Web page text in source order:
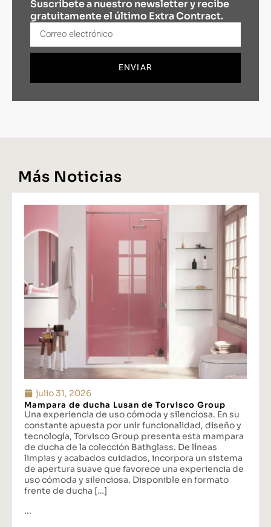
Suscríbete a nuestro newsletter y recibe
gratuitamente el último Extra Contract.
ENVIAR
Más Noticias
julio 31, 2026
Mampara de ducha Lusan de Torvisco Group
Una experiencia de uso cómoda y silenciosa. En su
constante apuesta por unir funcionalidad, diseño y
tecnología, Torvisco Group presenta esta mampara
de ducha de la colección Bathglass. De líneas
limpias y acabados cuidados, incorpora un sistema
de apertura suave que favorece una experiencia de
uso cómoda y silenciosa. Disponible en formato
frente de ducha […]
...